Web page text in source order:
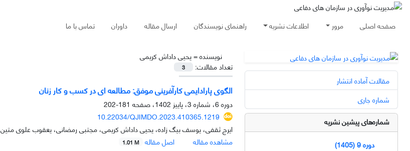
صفحه اصلی مرور اطلاعات نشریه راهنمای نویسندگان ارسال مقاله داوران تماس با ما
نویسنده =یحیی داداش کریمی
تعداد مقالات:
3
الگوی پارادایمی کارآفرینی موفق: مطالعه ای در کسب و کار زنان
دوره 6، شماره 3، پاییز 1402، صفحه
181-202
10.22034/QJIMDO.2023.410365.1219
ایرج ثقفی، یوسف بیگ زاده، یحیی داداش کریمی، مجتبی رمضانی، یعقوب علوی متین
مشاهده مقاله
اصل مقاله 1.01 M
مقالات آماده انتشار
شماره جاری
شماره‌های پیشین نشریه
دوره 9 (1405)